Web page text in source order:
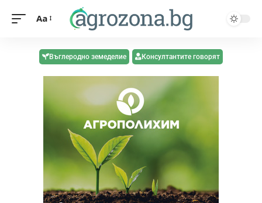
Aa
Въглеродно земеделие Консултантите говорят